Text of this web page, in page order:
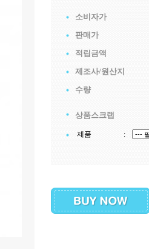
소비자가
판매가
적립금액
제조사/원산지
수량
상품스크랩
제품 :